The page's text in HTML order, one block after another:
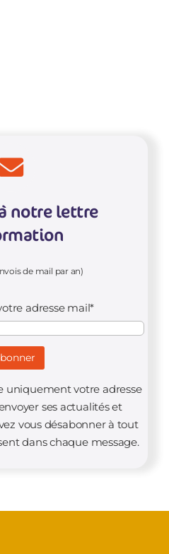
notre lettre
de mail par an)
adresse mail*
uniquement votre adresse
ses actualités et
vous désabonner à tout
dans chaque message.